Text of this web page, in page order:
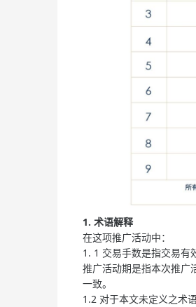
1. 术语解释
在这项推广活动中：
1. 1 交易手数是指交易有
推广活动期是指本次推广
一致。
1.2 对于本文未定义之术